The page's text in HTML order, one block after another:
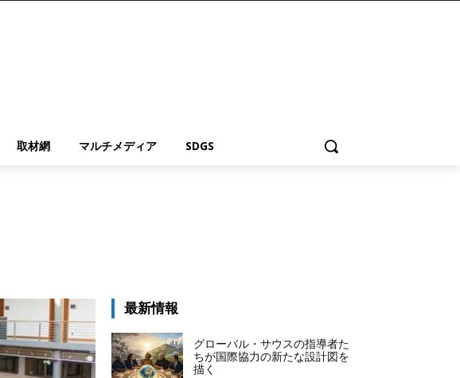
取材網 マルチメディア SDGS
最新情報
グローバル・サウスの指導者た
ちが国際協力の新たな設計図を
描く